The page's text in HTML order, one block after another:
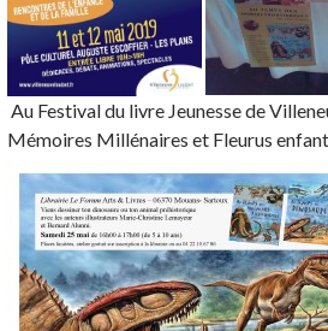
Au Festival du livre Jeunesse de
Mémoires Millénaires et Fleurus